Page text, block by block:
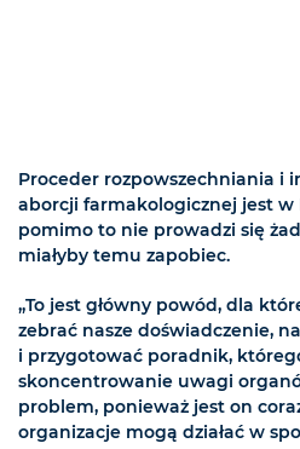
Proceder rozpowszechniania i
aborcji farmakologicznej jest w
pomimo to nie prowadzi się
miałyby temu zapobiec.
„To jest główny powód, dla
zebrać nasze doświadczenie,
i przygotować poradnik,
skoncentrowanie uwagi
problem, ponieważ jest on
organizacje mogą działać w